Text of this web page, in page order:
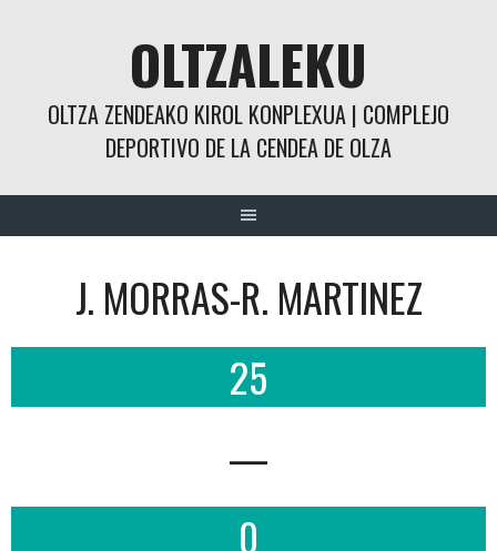
OLTZALEKU
OLTZA ZENDEAKO KIROL KONPLEXUA | COMPLEJO
DEPORTIVO DE LA CENDEA DE OLZA
J. MORRAS-R. MARTINEZ
25
—
0